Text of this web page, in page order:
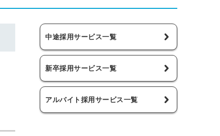
中途採用サービス一覧
新卒採用サービス一覧
アルバイト採用サービス一覧